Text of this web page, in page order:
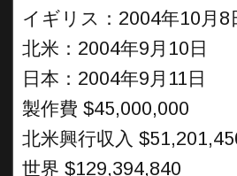
イギリス：2004年10月8
北米：2004年9月10日
日本：2004年9月11日
製作費 $45,000,000
北米興行収入
世界 $129,394,840